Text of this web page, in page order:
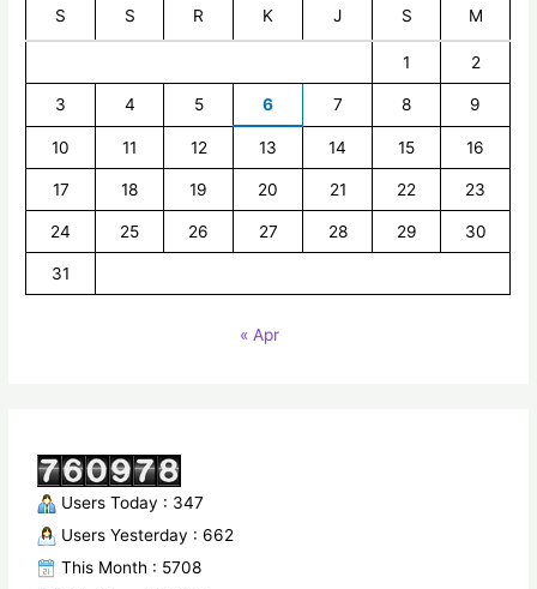
S S R K J S M
1 2
3 4 5 6 7 8 9
10 11 12 13 14 15 16
17 18 19 20 21 22 23
24 25 26 27 28 29 30
31
« Apr
Users Today : 347
Users Yesterday : 662
This Month : 5708